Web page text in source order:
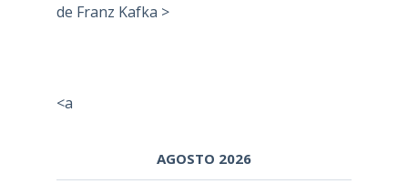
de Franz Kafka >
<a
AGOSTO 2026